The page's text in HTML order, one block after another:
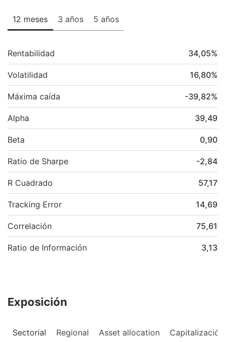
12 meses 3 años 5 años
Rentabilidad 34,05%
Volatilidad 16,80%
Máxima caída -39,82%
Alpha 39,49
Beta 0,90
Ratio de Sharpe -2,84
R Cuadrado 57,17
Tracking Error 14,69
Correlación 75,61
Ratio de Información 3,13
Exposición
Sectorial Regional Asset allocation Capitalización